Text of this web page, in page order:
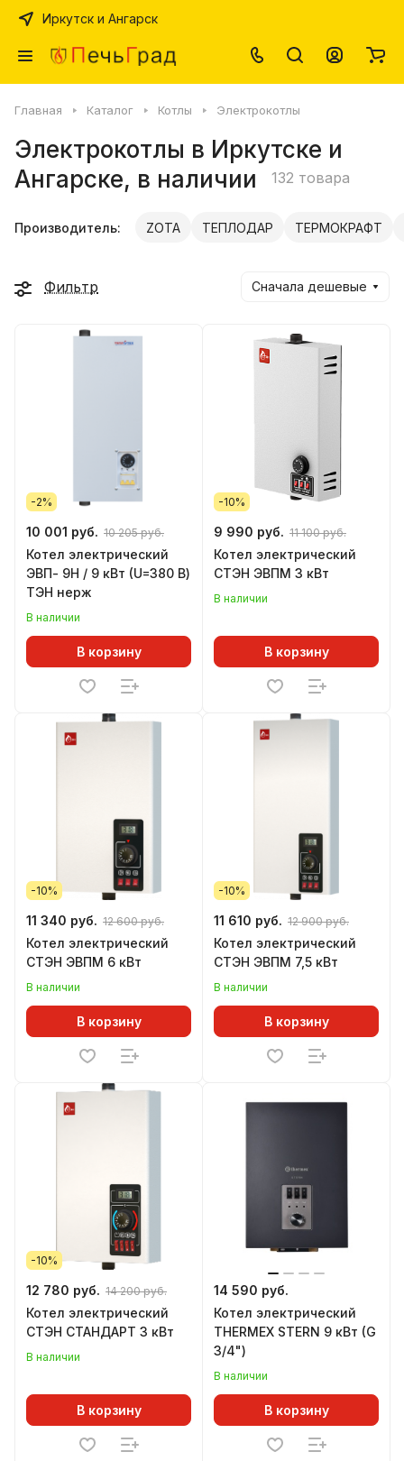
Иркутск и Ангарск
Главная Каталог Котлы Электрокотлы
Электрокотлы в Иркутске и
Ангарске, в наличии
132 товара
Производитель: ZOTA ТЕПЛОДАР ТЕРМОКРАФТ
Фильтр Сначала дешевые
-2%
10 001 руб. 10 205 руб.
Котел электрический
ЭВП- 9Н / 9 кВт (U=380 В)
ТЭН нерж
В наличии
В корзину
-10%
9 990 руб. 11 100 руб.
Котел электрический
СТЭН ЭВПМ 3 кВт
В наличии
В корзину
-10%
11 340 руб. 12 600 руб.
Котел электрический
СТЭН ЭВПМ 6 кВт
В наличии
В корзину
-10%
11 610 руб. 12 900 руб.
Котел электрический
СТЭН ЭВПМ 7,5 кВт
В наличии
В корзину
-10%
12 780 руб. 14 200 руб.
Котел электрический
СТЭН СТАНДАРТ 3 кВт
В наличии
В корзину
14 590 руб.
Котел электрический
THERMEX STERN 9 кВт (G
3/4")
В наличии
В корзину